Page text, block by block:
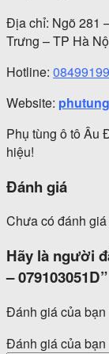
Địa chỉ: Ngõ 281
Trưng – TP Hà
Hotline:
Website:
Phụ tùng ô tô Âu
hiệu!
Đánh giá
Chưa có đánh giá
Hãy là người
– 079103051D”
Đánh giá của bạn
Đánh giá của bạn